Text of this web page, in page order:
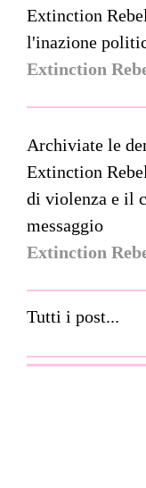
Extinction
l'inazione
Extinction
Archiviate le
Extinction
di violenza e il
messaggio
Extinction
Tutti i post...